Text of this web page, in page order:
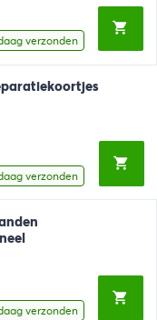
verzonden
verzonden
verzonden